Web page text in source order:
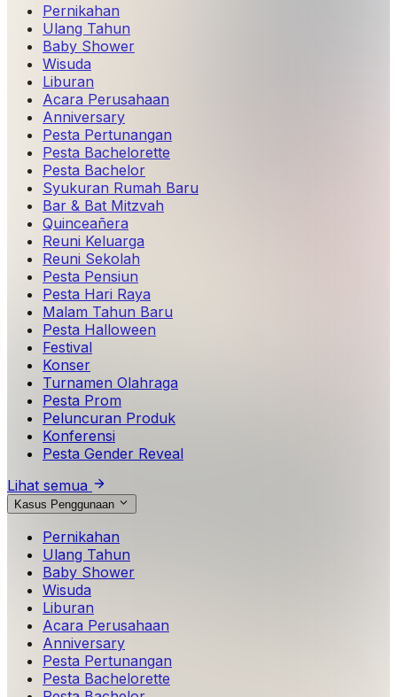
Pernikahan
Ulang Tahun
Baby Shower
Wisuda
Liburan
Acara Perusahaan
Anniversary
Pesta Pertunangan
Pesta Bachelorette
Pesta Bachelor
Syukuran Rumah Baru
Bar & Bat Mitzvah
Quinceañera
Reuni Keluarga
Reuni Sekolah
Pesta Pensiun
Pesta Hari Raya
Malam Tahun Baru
Pesta Halloween
Festival
Konser
Turnamen Olahraga
Pesta Prom
Peluncuran Produk
Konferensi
Pesta Gender Reveal
Lihat semua
Kasus Penggunaan
Pernikahan
Ulang Tahun
Baby Shower
Wisuda
Liburan
Acara Perusahaan
Anniversary
Pesta Pertunangan
Pesta Bachelorette